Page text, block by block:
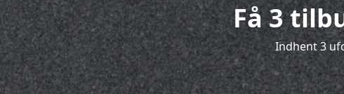
Få 3
Indhent 3